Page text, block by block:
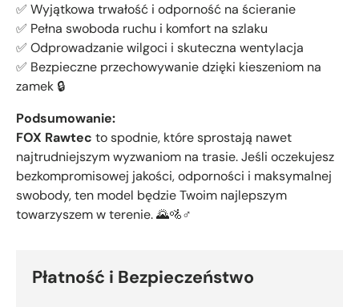
✅ Wyjątkowa trwałość i odporność na ścieranie
✅ Pełna swoboda ruchu i komfort na szlaku
✅ Odprowadzanie wilgoci i skuteczna wentylacja
✅ Bezpieczne przechowywanie dzięki kieszeniom na
zamek 🔒
Podsumowanie:
FOX Rawtec to spodnie, które sprostają nawet
najtrudniejszym wyzwaniom na trasie. Jeśli oczekujesz
bezkompromisowej jakości, odporności i maksymalnej
swobody, ten model będzie Twoim najlepszym
towarzyszem w terenie. 🌄🚵♂️
Płatność i Bezpieczeństwo